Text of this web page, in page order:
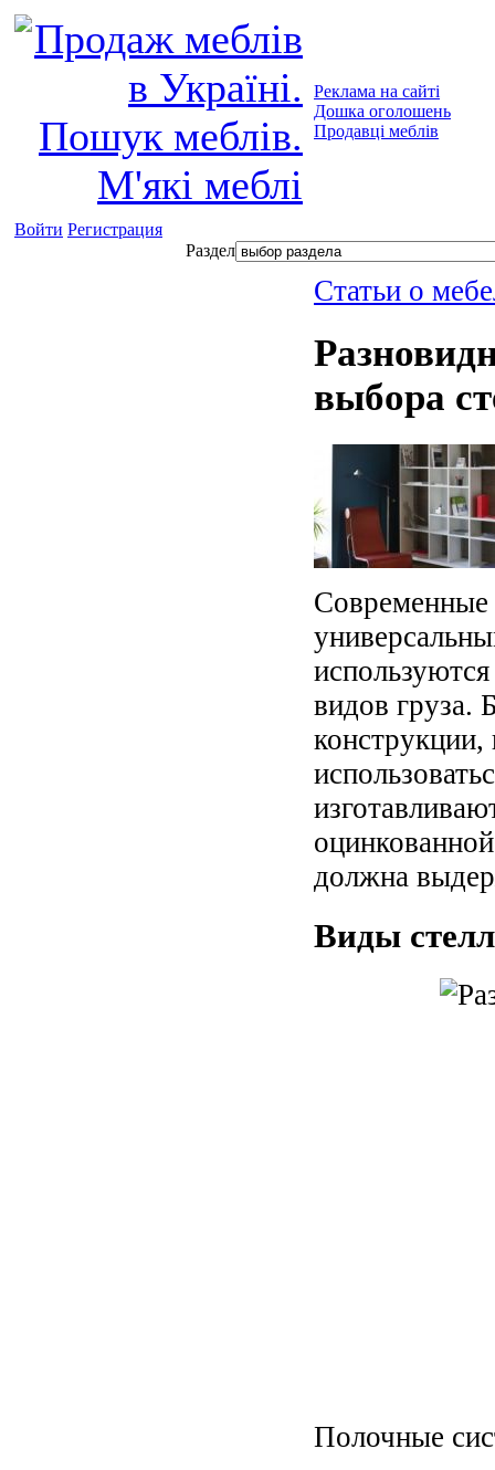
Реклама на сайті
Дошка оголошень
Продавці меблів
Войти Регистрация
Раздел
Статьи о
выбора
Современные
видов груза.
должна
Виды
Полочные